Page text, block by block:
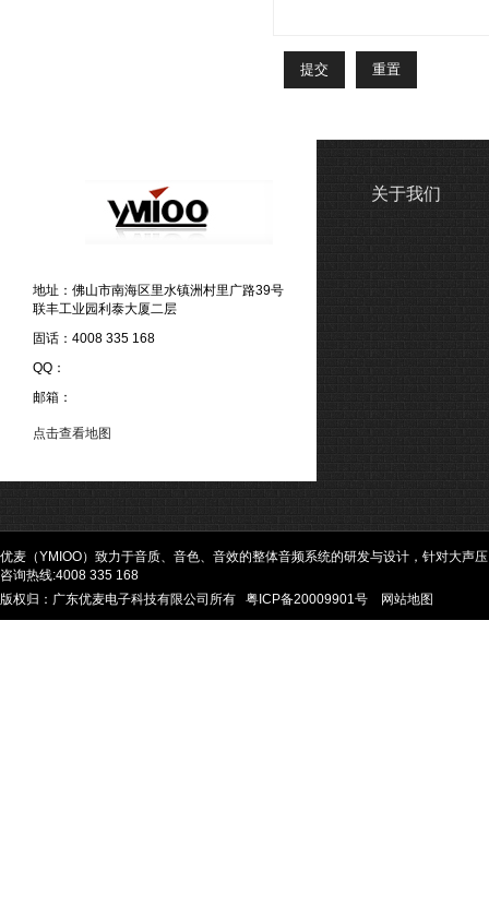
地址：佛山市南海区里水镇洲村里广路39号
联丰工业园利泰大厦二层
固话：4008 335 168
QQ：
邮箱：
点击查看地图
关于我们
优麦（YMIOO）致力于音质、音色、音效的整体音频系统的研发与设计，针对大
咨询热线:4008 335 168
版权归：广东优麦电子科技有限公司所有 粤ICP备20009901号 网站地图